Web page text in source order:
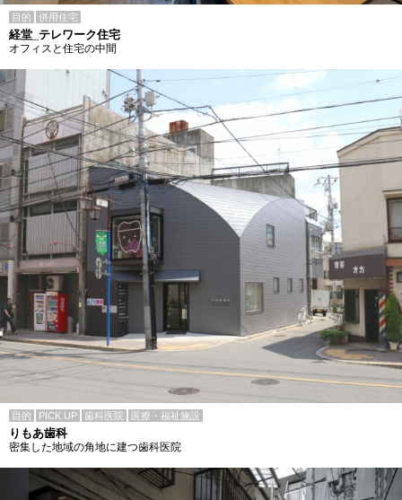
目的 併用住宅
経堂_テレワーク住宅
オフィスと住宅の中間
目的 PICK UP 歯科医院 医療・福祉施設
りもあ歯科
密集した地域の角地に建つ歯科医院